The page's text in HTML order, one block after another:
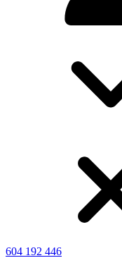
604 192 446